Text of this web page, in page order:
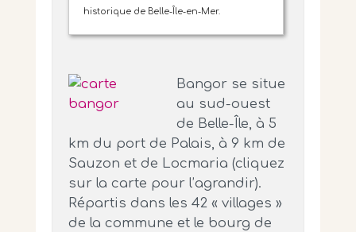
historique de Belle-Île-en-Mer.
Bangor se situe
au sud-ouest
de Belle-Île, à 5
km du port de Palais, à 9 km de
Sauzon et de Locmaria (cliquez
sur la carte pour l’agrandir).
Répartis dans les 42 « villages »
de la commune et le bourg de